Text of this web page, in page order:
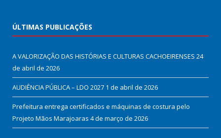
ÚLTIMAS PUBLICAÇÕES
A VALORIZAÇÃO DAS HISTÓRIAS E CULTURAS CACHOEIRENSES 24
de abril de 2026
AUDIÊNCIA PÚBLICA – LDO 2027 1 de abril de 2026
Prefeitura entrega certificados e máquinas de costura pelo
Projeto Mãos Marajoaras 4 de março de 2026